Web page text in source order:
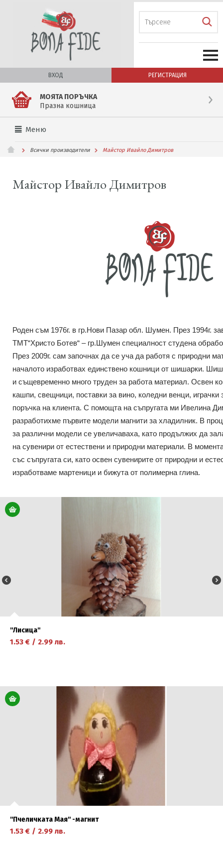
ВХОД РЕГИСТРАЦИЯ
МОЯТА ПОРЪЧКА
Празна кошница
Меню
Всички производители Майстор Ивайло Димитров
Майстор Ивайло Димитров
Роден съм 1976г. в гр.Нови Пазар обл. Шумен. През 1994г.
ТМТ“Христо Ботев“ – гр.Шумен специалност студена
През 2009г. сам започнах да се уча да работя с природни
началото изработвах единствено кошници от шишарки.
и същевременно много труден за работа материал. Освен
кашпи, свещници, поставки за вино, коледни венци,
поръчка на клиента. С помощта на съпругата ми Ивелина
разработихме първите модели магнити за хладилник. В
за различни модели се увеличаваха, като продължих да
на сувенири от естествени и природни материали. В
със съпругата си, като освен сувенирите от природни и
изработваме мартеници и бижута от полимерна глина.
''Лисица''
1.53 € / 2.99 лв.
научете повече
''Пчеличката Мая'' -магнит
1.53 € / 2.99 лв.